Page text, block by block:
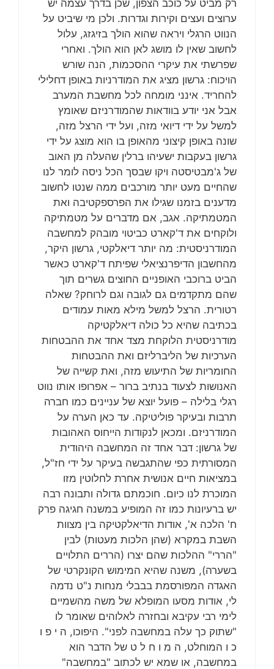
רק מביט על כוכב הצפון, שכן בדרך עצמה יש
ערוצים ועצים וקירות וגדרות. ולכן מי שיביט על
הנווט הרגלי ויראה שהוא הולך בזיגזג, עלול
לחשוב שאין לו מושג לאן הוא הולך. ואחרי
שפרשתי את עיקרי ההסכמות, הנה שורש
הויכוח: גרשון מציג את המודרניות באופן דחלילי
להחריד. אינני מומחה לכל מחשבת המערב
אבל אני יודע בוודאות שהמודרניזם שאומץ
למשל על ידי דיואי מזה, ועל ידי הרצל מזה,
שונה באופן קיצוני מהאופן בו הוא מוצג על ידי
גרשון בעקבות ישעיהו ברלין שהעלה מן האוב
של ג'מבטיסטה ויקו שבסך הכל ניסה לומר לנו
שהחיים מעט יותר מורכבים ממה שנטו לחשוב
מדענים בזמנו שגילו את הפרספקטיבה ואת
המטמתיקה. אגב, אם מדברים על מטמתיקה
ולוקחים את ד'קארט כביטוי מובהק למחשבה
המודרניסטית: מה יותר דיאלקטי, גרשון היקר,
מהחשבון הדיפרנציאלי שפיתח ד'קארט כאשר
הביט ברוכבי האופניים החוצים גשרים תוך
שהם מתקדמים גם לגובה וגם לרוחק? שאלה
רטורית. הרצל למשל מילא מאות עמודים
בכתיבה שהיא כל כולה דיאלקטיקה
מודרניסטית הלוקחת מצד אחד את ההבטחות
הערכיות של הליברליזם ואת ההבטחות
החומריות של התיעוש מזה, ואת קשייה של
האנושות לצעוד בנתיב ברור – אפרופו אותו נווט
רגלי בלילה – פועל יוצא של עניינים כמו חברה
תרבות ובעיקר פוליטיקה. עד כאן הערה על
המודרניזם. ומכאן לנקודות הייחוס האהובות
של גרשון: דבר אחד זה המחשבה היהודית
המסורתית כפי שהתגבשה בעיקר על ידי חז"ל,
במציאות חיים אנושית אחרת לחלוטין מזו
המוכרת לנו כיום. חוכמתם גדולה ותבונה רבה
יש ברעיונות כמו זה המופיע במשנה חגיגה פרק
ח' הלכה א', אודות הדיאלקטיקה בין מצוות
השבת במקרא (שהן הלכות מעטות) לבין
"הררי" ההלכות שהם יצרו (הררים התלויים
בשערה), משנה שהיא המימוש הקונקרטי של
האגדה המפורסמת בבבלי מנחות נ"ט נדמה
לי, אודות מסעו המופלא של משה מהשמיים
לימי רבי עקיבא ובחזרה לאלוהים שאומר לו
"שתוק כך עלה במחשבה לפני". היפוכו, ה י פ ו
כ ו המוחלט, ה מ ו ח ל ט של הדבר הוא
במחשבה, או שמא יש לכתוב "במחשבה"